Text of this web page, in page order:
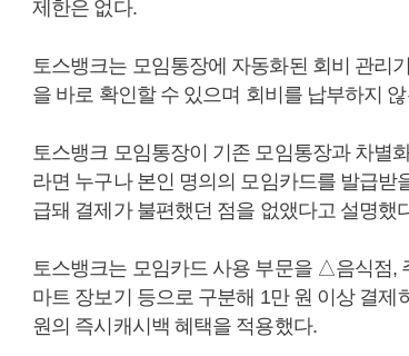
제한은 없다.
토스뱅크는 모임통장에 자동화된 회비 관리
을 바로 확인할 수 있으며 회비를 납부하지
토스뱅크 모임통장이 기존 모임통장과 차별
라면 누구나 본인 명의의 모임카드를 발급받
급돼 결제가 불편했던 점을 없앴다고 설명했
토스뱅크는 모임카드 사용 부문을 △음식점
마트 장보기 등으로 구분해 1만 원 이상 결제
원의 즉시캐시백 혜택을 적용했다.